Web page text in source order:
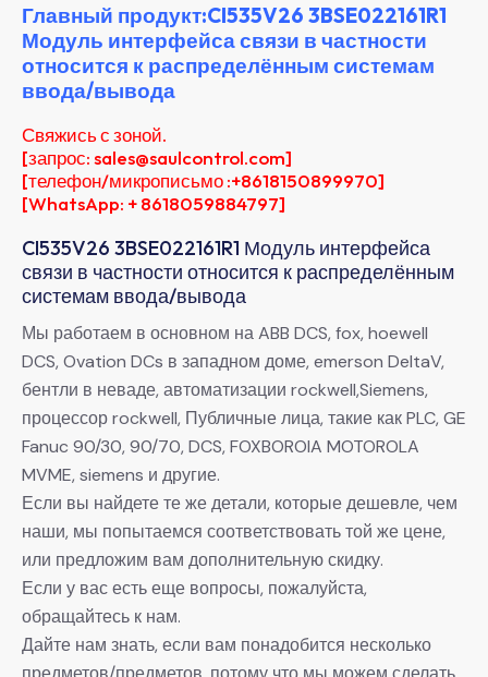
Главный продукт:CI535V26 3BSE022161R1
Модуль интерфейса связи в частности
относится к распределённым системам
ввода/вывода
Свяжись с зоной.
[запрос: sales@saulcontrol.com]
[телефон/микрописьмо :+8618150899970]
[WhatsApp: + 8618059884797]
CI535V26 3BSE022161R1 Модуль интерфейса
связи в частности относится к распределённым
системам ввода/вывода
Мы работаем в основном на ABB DCS, fox, hoewell
DCS, Ovation DCs в западном доме, emerson DeltaV,
бентли в неваде, автоматизации rockwell,Siemens,
процессор rockwell, Публичные лица, такие как PLC, GE
Fanuc 90/30, 90/70, DCS, FOXBOROIA MOTOROLA
MVME, siemens и другие.
Если вы найдете те же детали, которые дешевле, чем
наши, мы попытаемся соответствовать той же цене,
или предложим вам дополнительную скидку.
Если у вас есть еще вопросы, пожалуйста,
обращайтесь к нам.
Дайте нам знать, если вам понадобится несколько